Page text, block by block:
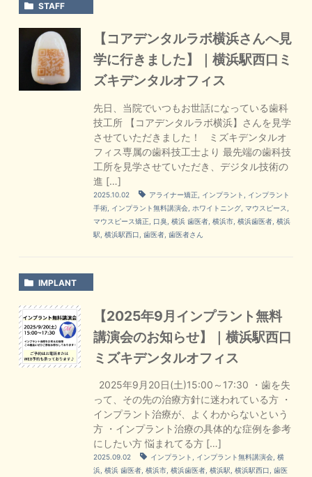
STAFF
【コアデンタルラボ横浜さんへ見
学に行きました】｜横浜駅西口ミ
ズキデンタルオフィス
先日、当院でいつもお世話になっている歯科
技工所 【コアデンタルラボ横浜】さんを見学
させていただきました！ ミズキデンタルオ
フィス専属の歯科技工士より 最先端の歯科技
工所を見学させていただき、デジタル技術の
進 […]
2025.10.02 アライナー矯正 インプラント
インプラント
手術 インプラント無料講演会 ホワイトニング ,マウスピース
マウスピース矯正 口臭 ,横浜 歯医者 ,横浜市 ,横浜歯医者 ,横浜
駅 ,横浜駅西口 ,歯医者 ,歯医者さん
IMPLANT
【2025年9月インプラント無料
講演会のお知らせ】｜横浜駅西口
ミズキデンタルオフィス
2025年9月20日(土)15:00～17:30 ・歯を失
って、その先の治療方針に迷われている方 ・
インプラント治療が、よくわからないという
方 ・インプラント治療の具体的な症例を参考
にしたい方 悩まれてる方 […]
2025.09.02 インプラント インプラント無料講演会 ,横
浜 ,横浜 歯医者 ,横浜市 ,横浜歯医者 ,横浜駅 ,横浜駅西口 ,歯医